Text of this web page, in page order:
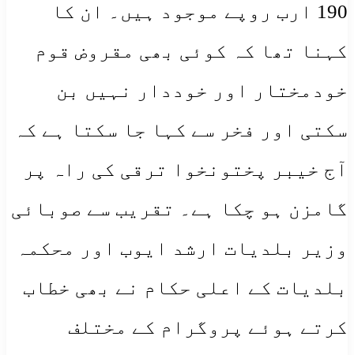
190 ارب روپے موجود ہیں۔ ان کا
کہنا تھا کہ کوئی بھی مقروض قوم
خودمختار اور خوددار نہیں بن
سکتی اور فخر سے کہا جا سکتا ہے کہ
آج خیبر پختونخوا ترقی کی راہ پر
گامزن ہو چکا ہے۔ تقریب سے صوبائی
وزیر بلدیات ارشد ایوب اور محکمہ
بلدیات کے اعلی حکام نے بھی خطاب
کرتے ہوئے پروگرام کے مختلف